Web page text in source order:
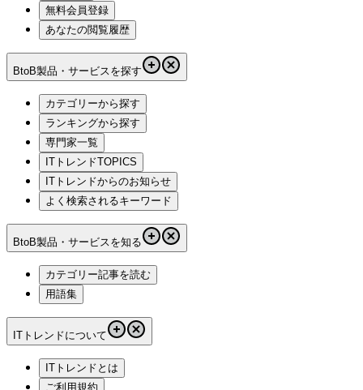
無料会員登録
あなたの閲覧履歴
BtoB製品・サービスを探す
カテゴリーから探す
ランキングから探す
専門家一覧
ITトレンドTOPICS
ITトレンドからのお知らせ
よく検索されるキーワード
BtoB製品・サービスを知る
カテゴリー記事を読む
用語集
ITトレンドについて
ITトレンドとは
ご利用規約